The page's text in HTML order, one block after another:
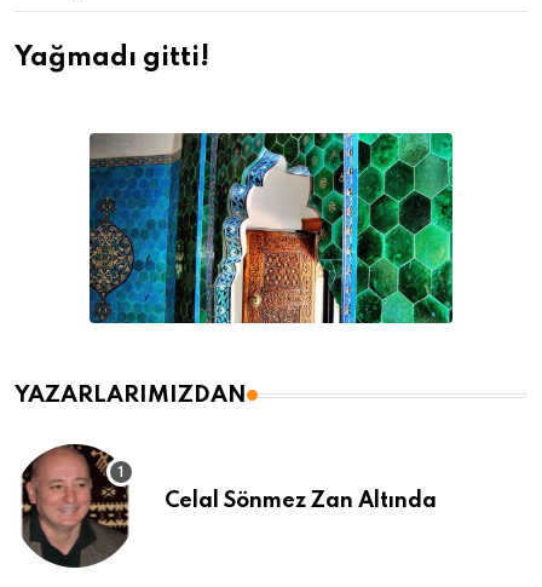
Yağmadı gitti!
YAZARLARIMIZDAN
Celal Sönmez Zan Altında